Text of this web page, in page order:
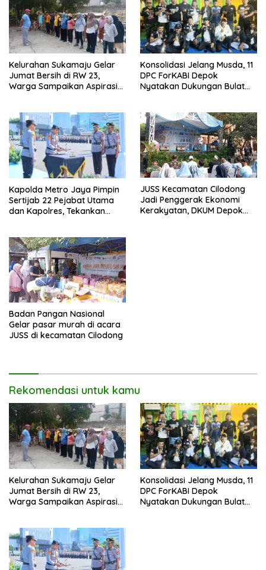
Kelurahan Sukamaju Gelar
Jumat Bersih di RW 23,
Warga Sampaikan Aspirasi
Konsolidasi Jelang Musda, 11
DPC ForKABI Depok
Nyatakan Dukungan Bulat
Kapolda Metro Jaya Pimpin
Sertijab 22 Pejabat Utama
dan Kapolres, Tekankan
JUSS Kecamatan Cilodong
Jadi Penggerak Ekonomi
Kerakyatan, DKUM Depok
Badan Pangan Nasional
Gelar pasar murah di acara
JUSS di kecamatan Cilodong
Rekomendasi untuk kamu
Kelurahan Sukamaju Gelar
Jumat Bersih di RW 23,
Warga Sampaikan Aspirasi
Konsolidasi Jelang Musda, 11
DPC ForKABI Depok
Nyatakan Dukungan Bulat